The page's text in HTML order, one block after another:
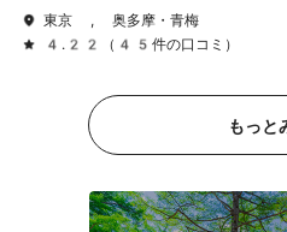
東京 , 奥多摩・青梅
4.22（45件の口コミ）
もっと